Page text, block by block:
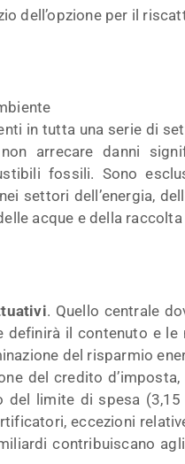
dell’opzione per il
in tutta una serie di
arrecare danni
fossili. Sono
settori dell’energia,
acque e della
. Quello centrale
definirà il contenuto e
del risparmio
del credito
del limite di spesa
eccezioni
contribuiscano